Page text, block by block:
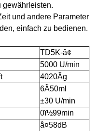
gewährleisten.
und andere Parameter
einfach zu bedienen.
TD5K-â¢
5000 U/min
4020Ãg
6Ã50ml
±30 U/min
0ï½99min
â¤58dB